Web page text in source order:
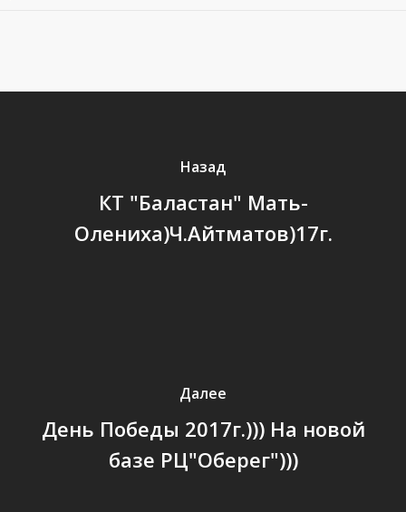
Назад
КТ "Баластан" Мать-
Олениха)Ч.Айтматов)17г.
Далее
День Победы 2017г.))) На новой
базе РЦ"Оберег")))